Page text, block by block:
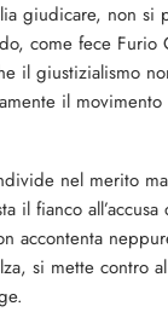
giudicare, non si
come fece Furio
il giustizialismo
il
nel merito
il fianco
accontenta
si mette contro